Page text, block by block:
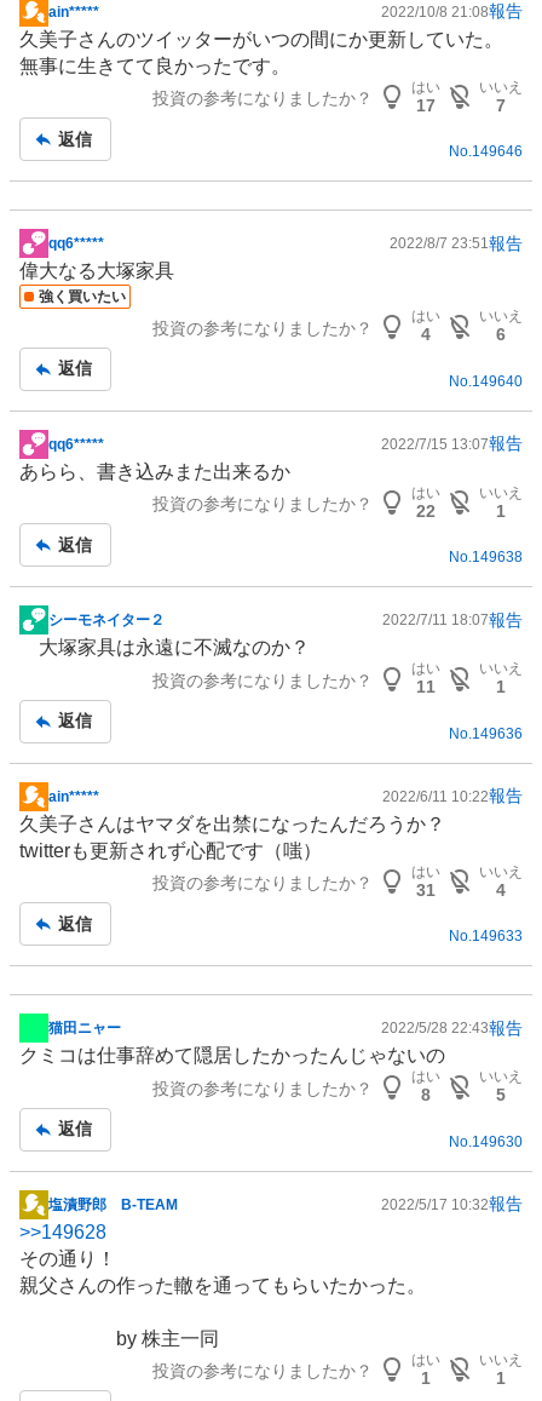
掲
示
板
ain***** 2022/10/8 21:08報告
久美子さんのツイッターがいつの間にか更新していた。
無事に生きてて良かったです。
投資の参考になりましたか？
はい
17
いいえ
7
返信
No.149646
掲
示
板
qq6***** 2022/8/7 23:51報告
偉大なる大塚家具
強く買いたい
投資の参考になりましたか？
はい
4
いいえ
6
返信
No.149640
掲
示
事
qq6***** 2022/7/15 13:07報告
あらら、書き込みまた出来るか
投資の参考になりましたか？
はい
22
いいえ
1
返信
No.149638
掲
事
シーモネイター２ 2022/7/11 18:07報告
大塚家具は永遠に不滅なのか？
投資の参考になりましたか？
はい
11
いいえ
1
返信
No.149636
掲
示
板
ain***** 2022/6/11 10:22報告
久美子さんはヤマダを出禁になったんだろうか？
twitterも更新されず心配です（嗤）
投資の参考になりましたか？
はい
31
いいえ
4
返信
No.149633
掲
示
事
猫田ニャー 2022/5/28 22:43報告
クミコは仕事辞めて隠居したかったんじゃないの
投資の参考になりましたか？
はい
8
いいえ
5
返信
No.149630
掲
示
板
記
塩漬野郎 B-TEAM 2022/5/17 10:32報告
>>149628
その通り！
親父さんの作った轍を通ってもらいたかった。
by 株主一同
投資の参考になりましたか？
はい
1
いいえ
1